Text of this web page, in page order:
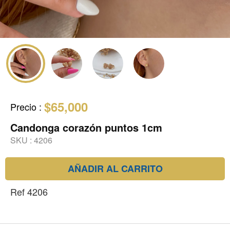
Precio : $65,000
Candonga corazón puntos 1cm
SKU : 4206
AÑADIR AL CARRITO
Ref 4206